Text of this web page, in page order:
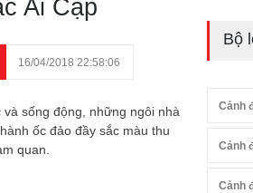
Ai Cập
16/04/2018 22:58:06
sống động, những ngôi nhà
ốc đảo đầy sắc màu thu
quan.
Bộ
Cảnh
Cảnh
Cảnh